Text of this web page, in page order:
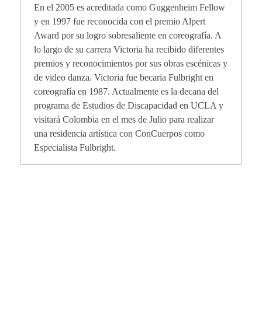
a
En el 2005 es acreditada como Guggenheim Fellow
y en 1997 fue reconocida con el premio Alpert
Award por su logro sobresaliente en coreografía. A
lo largo de su carrera Victoria ha recibido diferentes
premios y reconocimientos por sus obras escénicas y
de video danza. Victoria fue becaria Fulbright en
coreografía en 1987. Actualmente es la decana del
programa de Estudios de Discapacidad en UCLA y
visitará Colombia en el mes de Julio para realizar
una residencia artística con ConCuerpos como
Especialista Fulbright.